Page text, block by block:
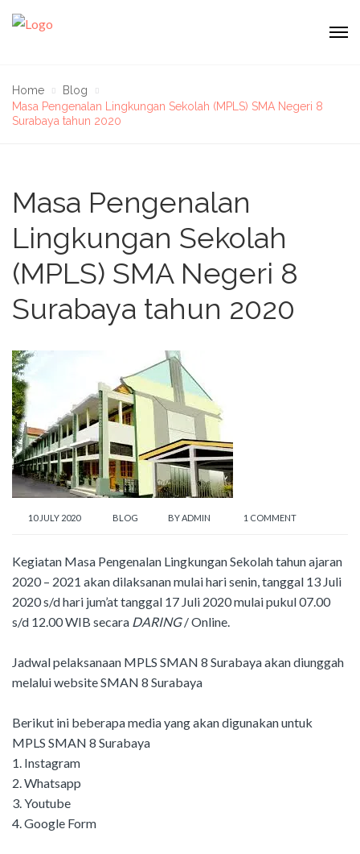
Home
Blog
Masa Pengenalan Lingkungan Sekolah (MPLS) SMA Negeri 8
Surabaya tahun 2020
Masa Pengenalan
Lingkungan Sekolah
(MPLS) SMA Negeri 8
Surabaya tahun 2020
10 JULY 2020 BLOG BYADMIN 1 COMMENT
Kegiatan Masa Pengenalan Lingkungan Sekolah tahun ajaran
2020 – 2021 akan dilaksanan mulai hari senin, tanggal 13 Juli
2020 s/d hari jum’at tanggal 17 Juli 2020 mulai pukul 07.00
s/d 12.00 WIB secara DARING/ Online.
Jadwal pelaksanaan MPLS SMAN 8 Surabaya akan diunggah
melalui website SMAN 8 Surabaya
Berikut ini beberapa media yang akan digunakan untuk
MPLS SMAN 8 Surabaya
1. Instagram
2. Whatsapp
3. Youtube
4. Google Form